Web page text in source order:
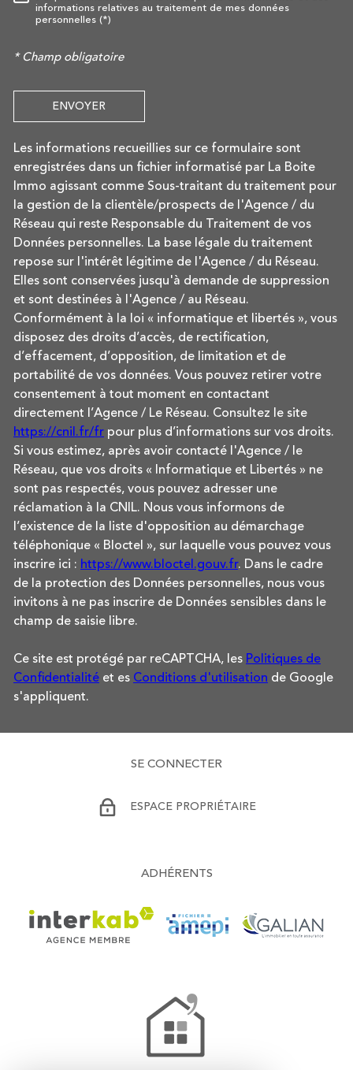
informations relatives au traitement de mes données
personnelles (*)
* Champ obligatoire
ENVOYER
Les informations recueillies sur ce formulaire sont
enregistrées dans un fichier informatisé par La Boite
Immo agissant comme Sous-traitant du traitement pour
la gestion de la clientèle/prospects de l'Agence / du
Réseau qui reste Responsable du Traitement de vos
Données personnelles. La base légale du traitement
repose sur l'intérêt légitime de l'Agence / du Réseau.
Elles sont conservées jusqu'à demande de suppression
et sont destinées à l'Agence / au Réseau.
Conformément à la loi « informatique et libertés », vous
disposez des droits d’accès, de rectification,
d’effacement, d’opposition, de limitation et de
portabilité de vos données. Vous pouvez retirer votre
consentement à tout moment en contactant
directement l’Agence / Le Réseau. Consultez le site
https://cnil.fr/fr pour plus d’informations sur vos droits.
Si vous estimez, après avoir contacté l'Agence / le
Réseau, que vos droits « Informatique et Libertés » ne
sont pas respectés, vous pouvez adresser une
réclamation à la CNIL. Nous vous informons de
l’existence de la liste d'opposition au démarchage
téléphonique « Bloctel », sur laquelle vous pouvez vous
inscrire ici : https://www.bloctel.gouv.fr. Dans le cadre
de la protection des Données personnelles, nous vous
invitons à ne pas inscrire de Données sensibles dans le
champ de saisie libre.
Ce site est protégé par reCAPTCHA, les Politiques de
Confidentialité et es Conditions d'utilisation de Google
s'appliquent.
SE CONNECTER
ESPACE PROPRIÉTAIRE
ADHÉRENTS